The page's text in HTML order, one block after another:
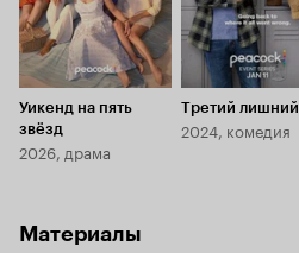
Уикенд на пять
звёзд
2026, драма
Третий лишний
2024, комедия
Материалы